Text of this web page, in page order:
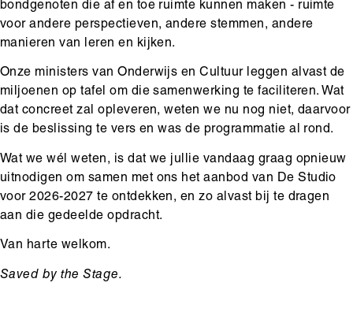
bondgenoten die af en toe ruimte kunnen maken - ruimte
voor andere perspectieven, andere stemmen, andere
manieren van leren en kijken.
Onze ministers van Onderwijs en Cultuur leggen alvast de
miljoenen op tafel om die samenwerking te faciliteren. Wat
dat concreet zal opleveren, weten we nu nog niet, daarvoor
is de beslissing te vers en was de programmatie al rond.
Wat we wél weten, is dat we jullie vandaag graag opnieuw
uitnodigen om samen met ons het aanbod van De Studio
voor 2026-2027 te ontdekken, en zo alvast bij te dragen
aan die gedeelde opdracht.
Van harte welkom.
Saved by the Stage.